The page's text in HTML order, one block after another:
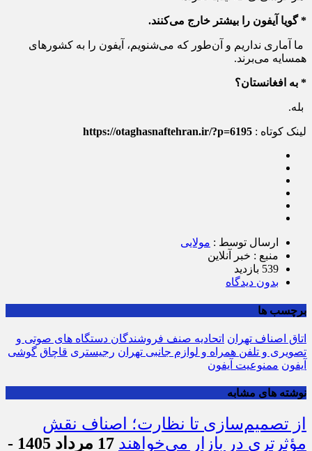
* گویا آیفون را بیشتر خارج می‌کنند.
ما آماری نداریم و آن‌طور که می‌شنویم، آیفون را به کشورهای
همسایه می‌برند.
* به افغانستان؟
بله.
لینک کوتاه : https://otaghasnaftehran.ir/?p=6195
ارسال توسط : مولایی
منبع : خبر آنلاین
539 بازدید
بدون دیدگاه
برچسب ها
اتاق اصناف تهران اتحادیه صنف فروشندگان دستگاه های صوتی و
تصویری و تلفن همراه و لوازم جانبی تهران رجیستری قاچاق گوشی
آیفون ممنوعیت آیفون
نوشته های مشابه
از تصمیم‌سازی تا نظارت؛ اصناف نقش
مؤثرتری در بازار می‌خواهند
17 مرداد 1405 -